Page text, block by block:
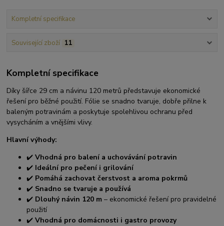
Kompletní specifikace
Související zboží 11
Kompletní specifikace
Díky šířce 29 cm a návinu 120 metrů představuje ekonomické
řešení pro běžné použití. Fólie se snadno tvaruje, dobře přilne k
baleným potravinám a poskytuje spolehlivou ochranu před
vysycháním a vnějšími vlivy.
Hlavní výhody:
✔️Vhodná pro balení a uchovávání potravin
✔️ Ideální pro pečení i grilování
✔️ Pomáhá zachovat čerstvost a aroma pokrmů
✔️ Snadno se tvaruje a používá
✔️ Dlouhý návin 120 m – ekonomické řešení pro pravidelné
použití
✔️Vhodná pro domácnosti i gastro provozy